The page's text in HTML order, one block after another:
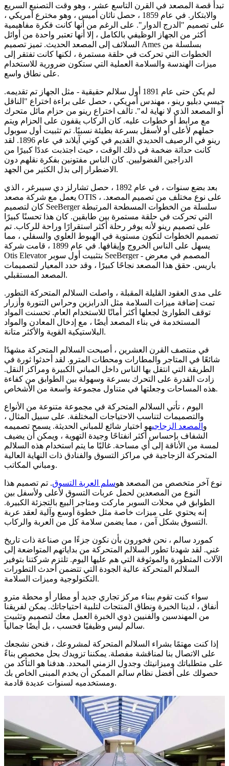
تبدأ قصة المصعد في القرن التاسع عشر ، وهو وقت التصنيع السريع
والابتكار. في عام 1859 ، حصل ناثان أميس ، وهو مخترع أمريكي ،
على تصميم "الدرج الدوار". على الرغم من أنها كانت فكرة مفاهيمية
أكثر من الجهاز الوظيفي بالكامل ، إلا أنها تعتبر واحدة من أوائل
السلائف إلى المصعد الحديث. تميز تصميم Ames بسلسلة من
الخطوات التي تحركت في حلقة مستمرة ، لكنها كانت تفتقر إلى
ميزات الهندسة والسلامة العملية التي ستكون ضرورية للاستخدام
على نطاق واسع.
لم يكن حتى عام 1891 أول سلالم حقيقية - مثل الجهاز تم تقديمه.
جيسي دبليو رينو ، مهندس أمريكي ، حصل على براءة اختراع "الناقل
أو المصعد الذي لا نهاية له". تألف اختراع رينو من حزام مائل متحرك
مع مرابط أو خطوات عليه. كان الركاب يقفون على الحزام ويتم
حملهم لأعلى أو لأسفل بسرعة بطيئة نسبيًا. تم تثبيت أول سوبول
رينو في الرصيف الحديدي القديم في كوني آيلاند في عام 1896. لقد
كانت حداثة ضخمة في ذلك الوقت ، حيث اجتذبت عددًا كبيرًا من
الدراجين الفضوليين. كان الناس مفتونين بفكرة نقلهم دون
الاضطرار إلى بذل الكثير من الجهد.
بعد بضع سنوات ، في عام 1892 ، حصل تشارلز دي سيبرغر ، الذي
يعمل مع شركة مصعد OTIS ، على نوع مختلف من تصميم المصعد.
كان لتصميم SeeBerger سلسلة من الخطوات المسطحة المرتبطة
التي تحركت في حلقة مستمرة بين طابقين. كان هذا تحسنًا كبيرًا
على تصميم رينو لأنه يوفر رحلة أكثر استقرارًا وراحة للركاب. تم
تصميم الخطوات لتكون مستوية في الهبوط العلوي والسفلي ، مما
يسهل على الناس الخروج وإيقافها. في عام 1899 ، قامت شركة
Otis Elevator بتثبيت أول سوبر SeeBerger - المصمم في معرض
باريس. حقق هذا المصعد نجاحًا كبيرًا ، وقد حدد المعيار لتصميمات
المصعد المستقبلي.
على مدى العقود القليلة المقبلة ، واصلت السلالم المتحركة التطور.
تمت إضافة ميزات السلامة مثل الدرابزين وحراس التنورة وأزرار
توقف الطوارئ لجعلها أكثر أمانًا للاستخدام العام. تحسنت المواد
المستخدمة في بناء المصعد أيضًا ، مع إدخال المعادن والمواد
البلاستيكية القوية والأكثر متانة.
في منتصف القرن العشرين ، أصبحت السلالم المتحركة مشهدًا
شائعًا في المتاجر والمطارات ومحطات المترو. لقد أحدثوا ثورة في
الطريقة التي انتقل بها الناس داخل المباني الكبيرة ومراكز النقل.
زادت القدرة على التحرك بسرعة وسهولة بين الطوابق من كفاءة
هذه المساحات وجعلتها في متناول مجموعة واسعة من الأشخاص.
اليوم ، تأتي السلالم المتحركة في مجموعة متنوعة من الأنواع
والتصميمات لتناسب الاحتياجات المختلفة. على سبيل المثال ،
و المصعد الزجاجيهو اختيار شائع للمباني الحديثة. يسمح تصميمه
الشفاف بإحساس أكثر انفتاحًا وجيدة التهوية ، ويمكن أن يضيف
لمسة من الأناقة إلى أي مساحة. غالبًا ما يتم استخدام هذه السلالم
المتحركة الزجاجية في مراكز التسوق والفنادق ذات النهاية العالية
ومباني المكاتب.
نوع آخر متخصص من المصعد هوسلم العربة التسوق. تم تصميم هذا
النوع من المصعدين لحمل عربات التسوق لأعلى ولأسفل بين
الطوابق في محلات السوبر ماركت ومتاجر البيع بالتجزئة الكبيرة.
إنه يحتوي على ميزات خاصة مثل خطوة أوسع وآلية لعقد عربة
التسوق بشكل آمن ، مما يضمن سلامة كل من العربة والركاب.
كمورد سالم ، نحن فخورون بأن نكون جزءًا من صناعة ذات تاريخ
غني. لقد شهدنا تطور السلالم المتحركة من بداياتهم المتواضعة إلى
الآلات المتطورة والموثوقة التي هم عليها اليوم. تلتزم شركتنا بتوفير
السلالم المتحركة عالية الجودة التي تتضمن أحدث التطورات
التكنولوجية وميزات السلامة.
سواء كنت تقوم ببناء مركز تجاري جديد أو مطار أو محطة مترو
أنفاق ، لدينا الخبرة ونطاق المنتجات لتلبية احتياجاتك. يمكن لفريقنا
من المهندسين والفنيين ذوي الخبرة العمل معك لتصميم وتثبيت
سالم ليس وظيفيًا فحسب ، بل أيضًا جمالياً.
إذا كنت مهتمًا بشراء السلالم المتحركة لمشروعك ، فنحن نشجعك
على الاتصال بنا لمناقشة مفصلة. يمكننا تزويدك بحل مخصص بناءً
على متطلباتك وميزانيتك وجدول الزمني المحدد. هدفنا هو التأكد من
حصولك على أفضل نظام سالم الممكن أن يخدم المبنى الخاص بك
ومستخدميه لسنوات عديدة قادمة.